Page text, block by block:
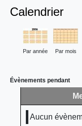
Calendrier
Par année Par mois
Évènements pendant
Aucun